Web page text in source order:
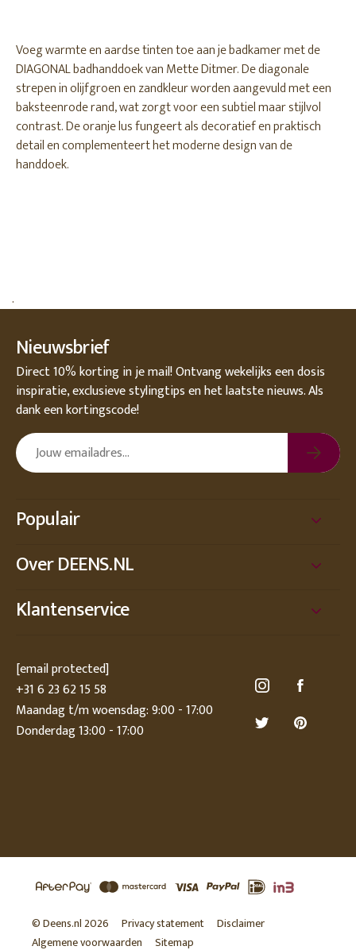
Voeg warmte en aardse tinten toe aan je badkamer met de
DIAGONAL badhanddoek van Mette Ditmer. De diagonale
strepen in olijfgroen en zandkleur worden aangevuld met een
baksteenrode rand, wat zorgt voor een subtiel maar stijlvol
contrast. De oranje lus fungeert als decoratief en praktisch
detail en complementeert het moderne design van de
handdoek.
.
Nieuwsbrief
Direct 10% korting in je mail! Ontvang wekelijks een dosis
inspiratie, exclusieve stylingtips en het laatste nieuws. Als
dank een kortingscode!
Populair
Over DEENS.NL
Klantenservice
[email protected]
+31 6 23 62 15 58
Maandag t/m woensdag: 9:00 - 17:00
Donderdag 13:00 - 17:00
© Deens.nl 2026 Privacy statement
Disclaimer
Algemene voorwaarden
Sitemap